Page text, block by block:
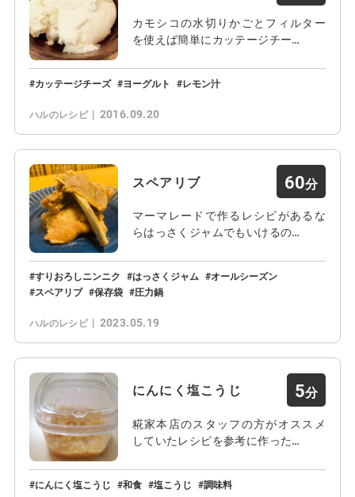
カモシコの水切りかごとフィルター
を使えば簡単にカッテージチー…
カッテージチーズ ヨーグルト レモン汁
ハルのレシピ 2016.09.20
スペアリブ 60
マーマレードで作るレシピがあるな
らはっさくジャムでもいけるの…
すりおろしニンニク はっさくジャム
オールシーズン
スペアリブ
保存袋 圧力鍋
ハルのレシピ 2023.05.19
にんにく塩こうじ 5
糀家本店のスタッフの方がオススメ
していたレシピを参考に作った…
にんにく塩こうじ 和食 塩こうじ 調味料